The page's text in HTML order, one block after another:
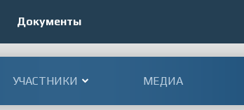
Документы
УЧАСТНИКИ МЕДИА